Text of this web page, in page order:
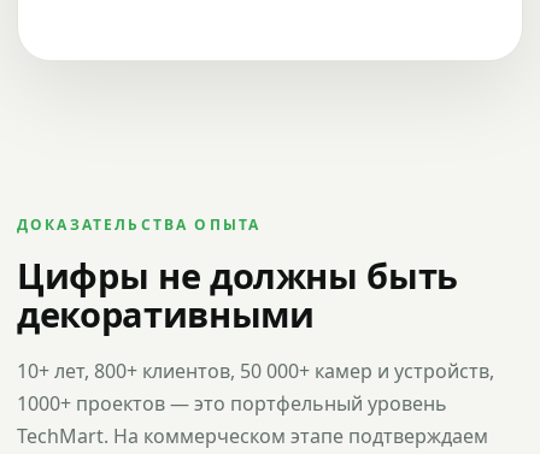
ДОКАЗАТЕЛЬСТВА ОПЫТА
Цифры не должны быть
декоративными
10+ лет, 800+ клиентов, 50 000+ камер и устройств,
1000+ проектов — это портфельный уровень
TechMart. На коммерческом этапе подтверждаем